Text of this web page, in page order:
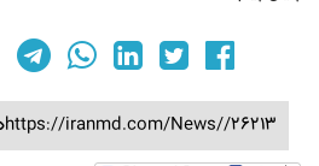
https://iranmd.com/News//26213